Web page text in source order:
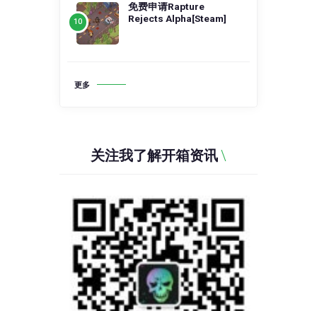
免费申请Rapture
Rejects Alpha[Steam]
更多
关注我了解开箱资讯